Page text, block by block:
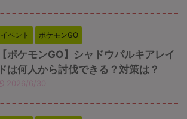
イベント ポケモンGO
【ポケモンGO】シャドウパルキアレイ
ドは何人から討伐できる？対策は？
2026/6/30